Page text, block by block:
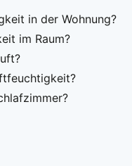
in der Wohnung?
im Raum?